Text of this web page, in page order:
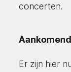
concerten.
Er zijn hier